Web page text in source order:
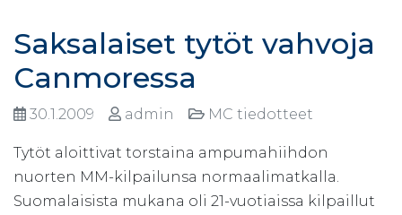
Saksalaiset tytöt vahvoja
Canmoressa
30.1.2009 admin MC tiedotteet
Tytöt aloittivat torstaina ampumahiihdon
nuorten MM-kilpailunsa normaalimatkalla.
Suomalaisista mukana oli 21-vuotiaissa kilpaillut